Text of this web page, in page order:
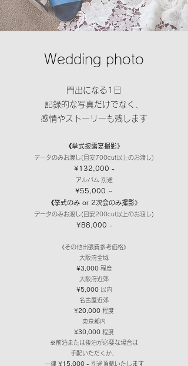
Wedding photo
門出になる1日
記録的な写真だけでなく、
感情やストーリーも残します
《挙式披露宴撮影》
データのみお渡し(目安700cut以上のお渡し)
¥132,000 -
アルバム 別途
¥55,000 ~
《挙式のみ or 2次会のみ撮影》
データのみお渡し(目安200cut以上のお渡し)
¥88 ,000 -
《その他出張費参考価格》
大阪府全域
¥3,000 程度
大阪府近郊
¥5,000
以内
名古屋近郊
¥20,000 程度
東京都内
¥30,000 程度
※​前泊または後泊が必要な場合は
手配いただくか、
一律 ¥15,000 - 別途頂戴いたします